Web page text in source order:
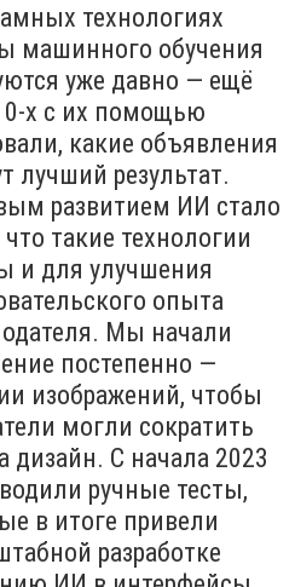
технологиях
машинного обучения
уже давно — ещё
х с их помощью
какие объявления
лучший результат.
развитием ИИ стало
такие технологии
и для улучшения
опыта
Мы начали
постепенно —
изображений, чтобы
могли сократить
дизайн. С начала 2023
ручные тесты,
в итоге привели
разработке